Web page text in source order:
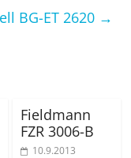
BG-ET 2620 →
Fieldmann
FZR 3006-B
10.9.2013